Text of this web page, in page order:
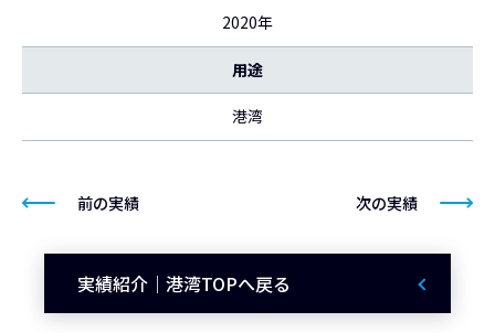
2020年
用途
港湾
前の実績
実績紹介｜港湾TOPへ戻る
次の実績